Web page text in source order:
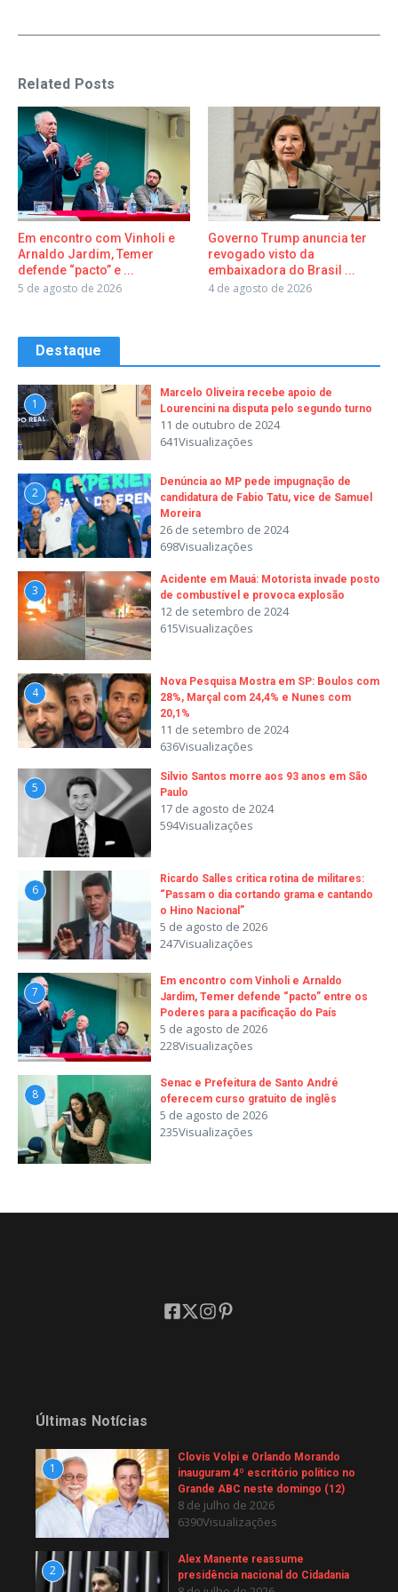
Related Posts
Em encontro com Vinholi e
Arnaldo Jardim, Temer
defende “pacto” e ...
5 de agosto de 2026
Governo Trump anuncia ter
revogado visto da
embaixadora do Brasil ...
4 de agosto de 2026
Destaque
1
Marcelo Oliveira recebe apoio de
Lourencini na disputa pelo segundo turno
11 de outubro de 2024
641Visualizações
2
Denúncia ao MP pede impugnação de
candidatura de Fabio Tatu, vice de Samuel
Moreira
26 de setembro de 2024
698Visualizações
3
Acidente em Mauá: Motorista invade posto
de combustível e provoca explosão
12 de setembro de 2024
615Visualizações
4
Nova Pesquisa Mostra em SP: Boulos com
28%, Marçal com 24,4% e Nunes com
20,1%
11 de setembro de 2024
636Visualizações
5
Silvio Santos morre aos 93 anos em São
Paulo
17 de agosto de 2024
594Visualizações
6
Ricardo Salles critica rotina de militares:
“Passam o dia cortando grama e cantando
o Hino Nacional”
5 de agosto de 2026
247Visualizações
7
Em encontro com Vinholi e Arnaldo
Jardim, Temer defende “pacto” entre os
Poderes para a pacificação do País
5 de agosto de 2026
228Visualizações
8
Senac e Prefeitura de Santo André
oferecem curso gratuito de inglês
5 de agosto de 2026
235Visualizações
Últimas Notícias
1
Clovis Volpi e Orlando Morando
inauguram 4º escritório político no
Grande ABC neste domingo (12)
8 de julho de 2026
6390Visualizações
2
Alex Manente reassume
presidência nacional do Cidadania